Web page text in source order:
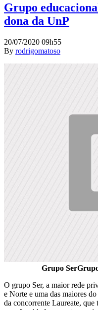
Grupo
dona da UnP
20/07/2020 09h55
By rodrigomatoso
Grupo
O grupo Ser, a maior rede
e Norte e uma das maiores
da concorrente Laureate,